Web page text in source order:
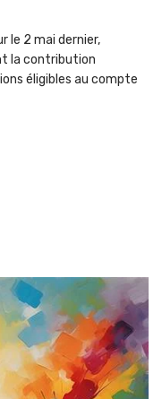
le 2 mai dernier,
la contribution
éligibles au compte